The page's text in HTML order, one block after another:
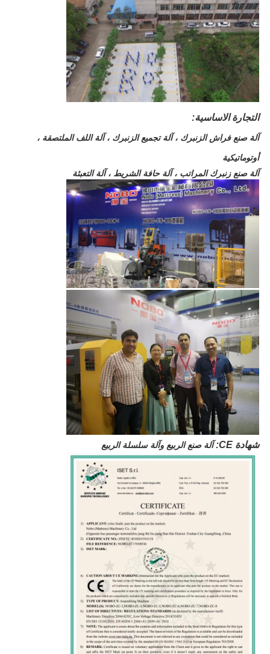
التجارة الاساسية:
آلة صنع فراش الزنبرك ، آلة تجميع الزنبرك ، آلة اللف الملتصقة ،
أوتوماتيكية
آلة صنع زنبرك المراتب ، آلة حافة الشريط ، آلة التعبئة
شهادة CE: آلة صنع الربيع وآلة سلسلة الربيع